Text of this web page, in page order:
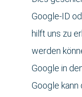
Google-ID
hilft uns zu
werden
Google in
Google